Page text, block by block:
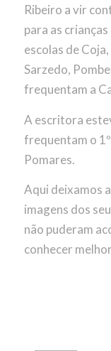
Ribeiro a vir
para as
escolas de
Sarzedo,
frequentam a
A escritora
frequentam o
Pomares.
Aqui deixamos
imagens dos
não puderam
conhecer